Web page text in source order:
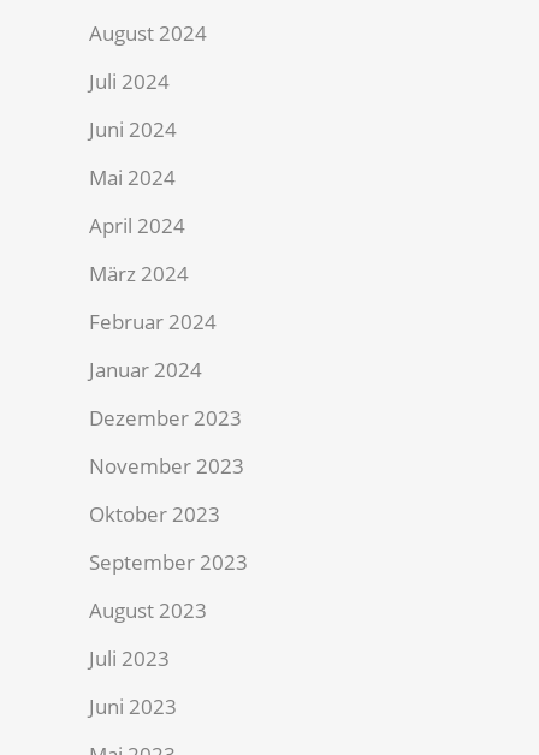
August 2024
Juli 2024
Juni 2024
Mai 2024
April 2024
März 2024
Februar 2024
Januar 2024
Dezember 2023
November 2023
Oktober 2023
September 2023
August 2023
Juli 2023
Juni 2023